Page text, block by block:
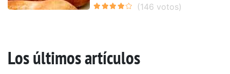
Los últimos artículos